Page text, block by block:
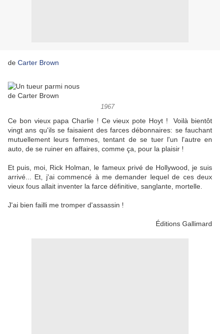
de Carter Brown
1967
Ce bon vieux papa Charlie ! Ce vieux pote Hoyt ! Voilà bientôt
vingt ans qu'ils se faisaient des farces débonnaires: se fauchant
mutuellement leurs femmes, tentant de se tuer l'un l'autre en
auto, de se ruiner en affaires, comme ça, pour la plaisir !
Et puis, moi, Rick Holman, le fameux privé de Hollywood, je suis
arrivé... Et, j'ai commencé à me demander lequel de ces deux
vieux fous allait inventer la farce définitive, sanglante, mortelle.
J'ai bien failli me tromper d'assassin !
Éditions Gallimard